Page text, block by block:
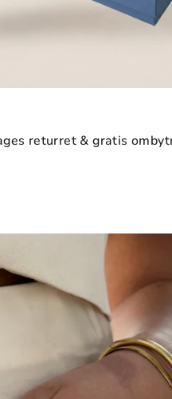
returret & gratis